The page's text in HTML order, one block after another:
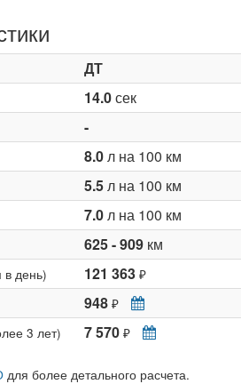
ДТ
14.0сек
-
8.0л на 100 км
5.5л на 100 км
7.0л на 100 км
625 - 909км
в день) 121 363 ₽
948 ₽
3 лет) 7 570 ₽
для более детального расчета.